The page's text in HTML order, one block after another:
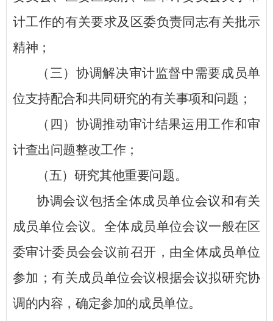
计工作的有关要求及 区委负责同志有关批示
精神；
（三）协调解决审计监督中需要成员单
位支持配合和共同研究的有关事项和问题；
（四）协调推动审计结果运用工作和审
计查出问题整改工作；
（五）研究其他重要问题。
协调会议包括全体成员单位会议和有关
成员单位会议。全体成员单位会议一般在区
委审计委员会会议前召开，由全体成员单位
参加；有关成员单位会议根据会议拟研究协
调的内容，确定参加的成员单位。